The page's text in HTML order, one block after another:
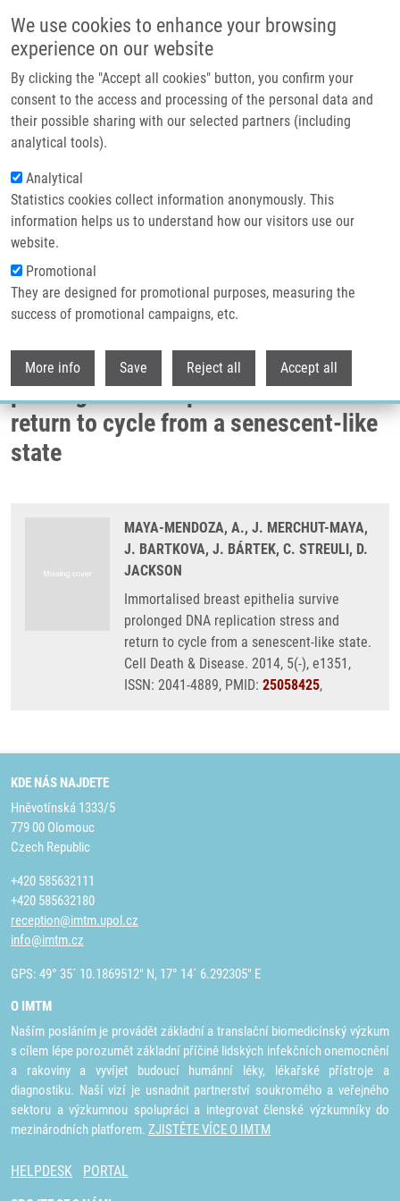
We use cookies to enhance your browsing
experience on our website
By clicking the "Accept all cookies" button, you confirm your
consent to the access and processing of the personal data and
their possible sharing with our selected partners (including
analytical tools).
Analytical
Statistics cookies collect information anonymously. This
information helps us to understand how our visitors use our
website.
Promotional
They are designed for promotional purposes, measuring the
success of promotional campaigns, etc.
More info Save Reject all Accept all
Header image
Drobečková navigace
Domů
Immortalised Breast Epithelia Survive Prolonged DNA Replication Stress
And Return To Cycle From a Senescent-like State
Immortalised breast epithelia survive
prolonged DNA replication stress and
return to cycle from a senescent-like
state
MAYA-MENDOZA, A., J. MERCHUT-MAYA,
J. BARTKOVA, J. BÁRTEK, C. STREULI, D.
JACKSON
Immortalised breast epithelia survive
prolonged DNA replication stress and
return to cycle from a senescent-like state.
Cell Death & Disease. 2014, 5(-), e1351,
ISSN: 2041-4889, PMID: 25058425,
KDE NÁS NAJDETE
Hněvotínská 1333/5
779 00 Olomouc
Czech Republic
+420 585632111
+420 585632180
reception@imtm.upol.cz
info@imtm.cz
GPS: 49° 35´ 10.1869512" N, 17° 14´ 6.292305" E
O IMTM
Naším posláním je provádět základní a translační biomedicínský výzkum
s cílem lépe porozumět základní příčině lidských infekčních onemocnění
a rakoviny a vyvíjet budoucí humánní léky, lékařské přístroje a
diagnostiku. Naší vizí je usnadnit partnerství soukromého a veřejného
sektoru a výzkumnou spolupráci a integrovat členské výzkumníky do
mezinárodních platforem. ZJISTĚTE VÍCE O IMTM
HELPDESK PORTAL